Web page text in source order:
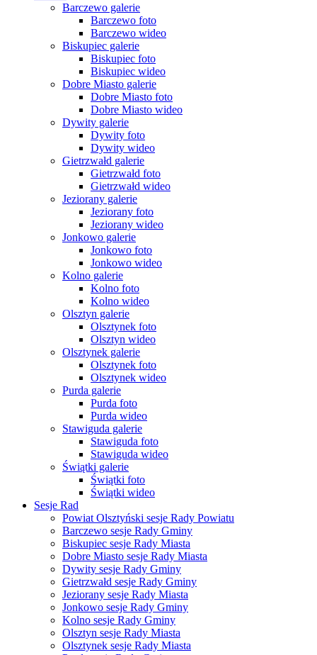
Barczewo galerie
Barczewo foto
Barczewo wideo
Biskupiec galerie
Biskupiec foto
Biskupiec wideo
Dobre Miasto galerie
Dobre Miasto foto
Dobre Miasto wideo
Dywity galerie
Dywity foto
Dywity wideo
Gietrzwałd galerie
Gietrzwałd foto
Gietrzwałd wideo
Jeziorany galerie
Jeziorany foto
Jeziorany wideo
Jonkowo galerie
Jonkowo foto
Jonkowo wideo
Kolno galerie
Kolno foto
Kolno wideo
Olsztyn galerie
Olsztynek foto
Olsztyn wideo
Olsztynek galerie
Olsztynek foto
Olsztynek wideo
Purda galerie
Purda foto
Purda wideo
Stawiguda galerie
Stawiguda foto
Stawiguda wideo
Świątki galerie
Świątki foto
Świątki wideo
Sesje Rad
Powiat Olsztyński sesje Rady Powiatu
Barczewo sesje Rady Gminy
Biskupiec sesje Rady Miasta
Dobre Miasto sesje Rady Miasta
Dywity sesje Rady Gminy
Gietrzwałd sesje Rady Gminy
Jeziorany sesje Rady Miasta
Jonkowo sesje Rady Gminy
Kolno sesje Rady Gminy
Olsztyn sesje Rady Miasta
Olsztynek sesje Rady Miasta